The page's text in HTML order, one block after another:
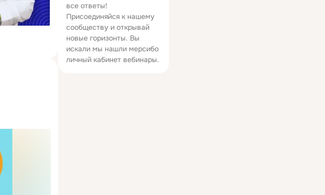
все ответы!
Присоединяйся к нашему
сообществу и открывай
новые горизонты. Вы
искали мы нашли мерсибо
личный кабинет вебинары.